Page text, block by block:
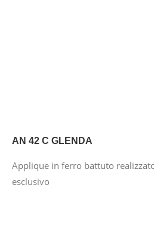
AN 42 C GLENDA
Applique in ferro battuto
esclusivo